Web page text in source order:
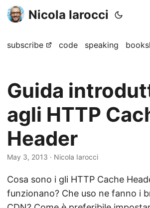
Nicola Iarocci
subscribe code speaking
Guida
agli HTTP
Header
May 3, 2013 · Nicola Iarocci
Cosa sono i gli HTTP Cache
funzionano? Che uso ne fanno i